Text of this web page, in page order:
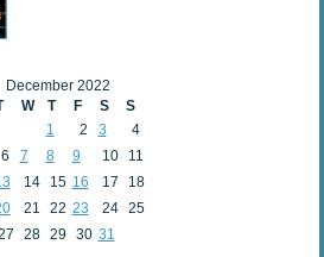
December 2022
W T F S
S
1
2 3
4
6 7 8 9 10
11
14 15 16 17
18
21 22 23 24
25
28 29 30 31